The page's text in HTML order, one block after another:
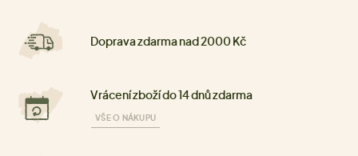
Doprava zdarma nad 2000 Kč
Vrácení zboží do 14 dnů zdarma
VŠE O NÁKUPU